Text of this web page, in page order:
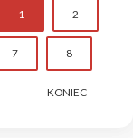
1 2
7 8
KONIEC